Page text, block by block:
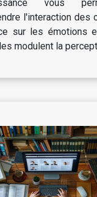
vous
l'interaction des
sur les émotions
modulent la